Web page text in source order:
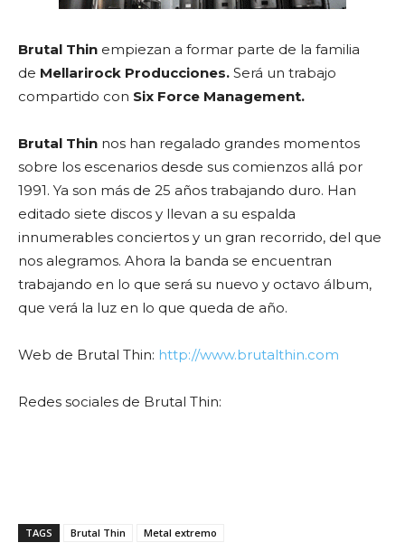
Brutal Thin empiezan a formar parte de la familia
de Mellarirock Producciones. Será un trabajo
compartido con Six Force Management.
Brutal Thin nos han regalado grandes momentos
sobre los escenarios desde sus comienzos allá por
1991. Ya son más de 25 años trabajando duro. Han
editado siete discos y llevan a su espalda
innumerables conciertos y un gran recorrido, del que
nos alegramos. Ahora la banda se encuentran
trabajando en lo que será su nuevo y octavo álbum,
que verá la luz en lo que queda de año.
Web de Brutal Thin: http://www.brutalthin.com
Redes sociales de Brutal Thin:
TAGS Brutal Thin Metal extremo